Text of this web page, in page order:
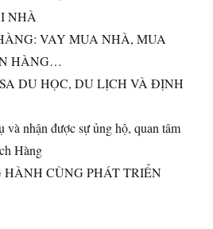
NHÀ
VAY MUA NHÀ, MUA
HÀNG…
DU HỌC, DU LỊCH VÀ ĐỊNH
và nhận được sự ủng hộ, quan tâm
Hàng
CÙNG PHÁT TRIỂN